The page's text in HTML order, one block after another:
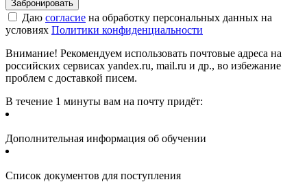
Даю согласие на обработку персональных данных на
условиях Политики конфиденциальности
Внимание! Рекомендуем использовать почтовые адреса на
российских сервисах yandex.ru, mail.ru и др., во избежание
проблем с доставкой писем.
В течение 1 минуты вам на почту придёт:
Дополнительная информация об обучении
Список документов для поступления